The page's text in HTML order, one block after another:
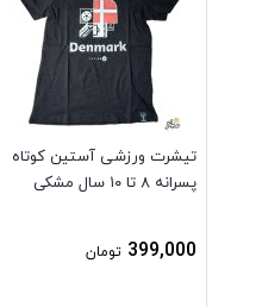
تیشرت ورزشی آستین کوتاه
پسرانه ۸ تا ۱۰ سال مشکی
399,000 تومان